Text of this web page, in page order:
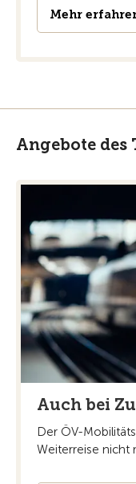
Mehr
Angebote des
Auch bei
Der ÖV-
Weiterreise nicht